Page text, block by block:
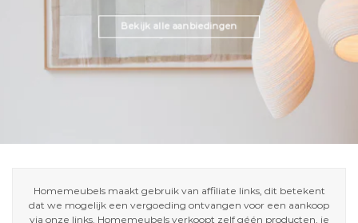
Bekijk alle aanbiedingen
Homemeubels maakt gebruik van affiliate links, dit betekent
dat we mogelijk een vergoeding ontvangen voor een aankoop
via onze links. Homemeubels verkoopt zelf géén producten, je